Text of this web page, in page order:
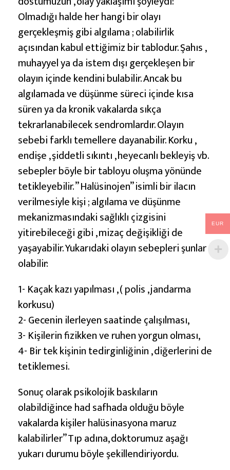
Olmadığı halde her hangi bir olayı
gerçekleşmiş gibi algılama ; olabilirlik
açısından kabul ettiğimiz bir tablodur. Şahıs ,
muhayyel ya da istem dışı gerçekleşen bir
olayın içinde kendini bulabilir. Ancak bu
algılamada ve düşünme süreci içinde kısa
süren ya da kronik vakalarda sıkça
tekrarlanabilecek sendromlardır. Olayın
sebebi farklı temellere dayanabilir. Korku ,
endişe , şiddetli sıkıntı , heyecanlı bekleyiş vb.
sebepler böyle bir tabloyu oluşma yönünde
tetikleyebilir. ” Halüsinojen” isimli bir ilacın
verilmesiyle kişi ; algılama ve düşünme
mekanizmasındaki sağlıklı çizgisini
yitirebileceği gibi , mizaç değişikliği de
yaşayabilir. Yukarıdaki olayın sebepleri şunlar
olabilir:
1- Kaçak kazı yapılması , ( polis , jandarma
korkusu)
2- Gecenin ilerleyen saatinde çalışılması,
3- Kişilerin fizikken ve ruhen yorgun olması,
4- Bir tek kişinin tedirginliğinin , diğerlerini de
tetiklemesi.
Sonuç olarak psikolojik baskıların
olabildiğince had safhada olduğu böyle
vakalarda kişiler halüsinasyona maruz
kalabilirler” Tıp adına, doktorumuz aşağı
yukarı durumu böyle şekillendiriyordu.
EUR